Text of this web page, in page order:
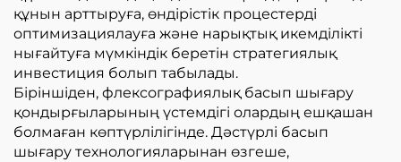
құнын арттыруға, өндірістік процестерді
оптимизациялауға және нарықтық икемділікті
нығайтуға мүмкіндік беретін стратегиялық
инвестиция болып табылады.
Біріншіден, флексографиялық басып шығару
қондырғыларының үстемдігі олардың ешқашан
болмаған көптүрлілігінде. Дәстүрлі басып
шығару технологияларынан өзгеше,